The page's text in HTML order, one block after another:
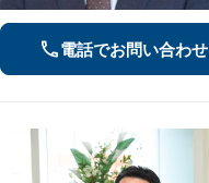
電話でお問い合わせ